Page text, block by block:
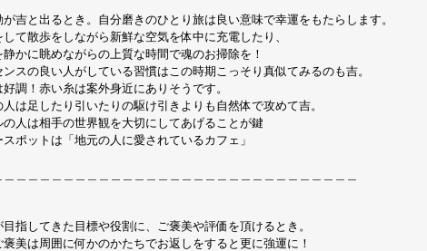
が吉と出るとき。自分磨きのひとり旅は良い意味で幸運をもたらします。
して散歩をしながら新鮮な空気を体中に充電したり、
静かに眺めながらの上質な時間で魂のお掃除を！
ンスの良い人がしている習慣はこの時期こっそり真似てみるのも吉。
好調！赤い糸は案外身近にありそうです。
人は足したり引いたりの駆け引きよりも自然体で攻めて吉。
の人は相手の世界観を大切にしてあげることが鍵
スポットは「地元の人に愛されているカフェ」
目指してきた目標や役割に、ご褒美や評価を頂けるとき。
褒美は周囲に何かのかたちでお返しをすると更に強運に！